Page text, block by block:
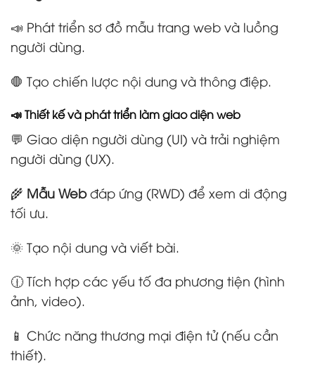
📣 Phát triển sơ đồ mẫu trang web và luồng
người dùng.
🛑 Tạo chiến lược nội dung và thông điệp.
📣 Thiết kế và phát triển làm giao diện web
💬 Giao diện người dùng (UI) và trải nghiệm
người dùng (UX).
🌾 Mẫu Webđáp ứng (RWD) để xem di động
tối ưu.
🌞 Tạo nội dung và viết bài.
🕧 Tích hợp các yếu tố đa phương tiện (hình
ảnh, video).
📱 Chức năng thương mại điện tử (nếu cần
thiết).